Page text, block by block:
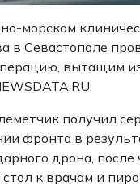
морском
в Севастополе
вытащим из
получил
фронта в
дрона, после
к врачам и